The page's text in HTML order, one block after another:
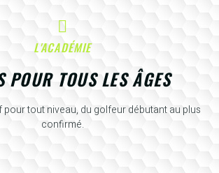
L'ACADÉMIE
POUR TOUS LES ÂGES
pour tout niveau, du golfeur débutant au plus
confirmé.